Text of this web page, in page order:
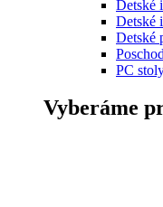
Detské
Detské
Detské
PC
Vyberáme